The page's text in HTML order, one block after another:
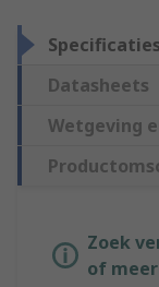
Specificaties
Datasheets
Wetgeving
Zoek
of